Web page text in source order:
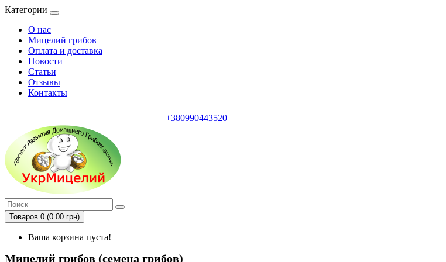
Категории
О нас
Мицелий грибов
Оплата и доставка
Новости
Статьи
Отзывы
Контакты
+380990443520
Товаров 0 (0.00 грн)
Ваша корзина пуста!
Мицелий грибов (семена грибов)